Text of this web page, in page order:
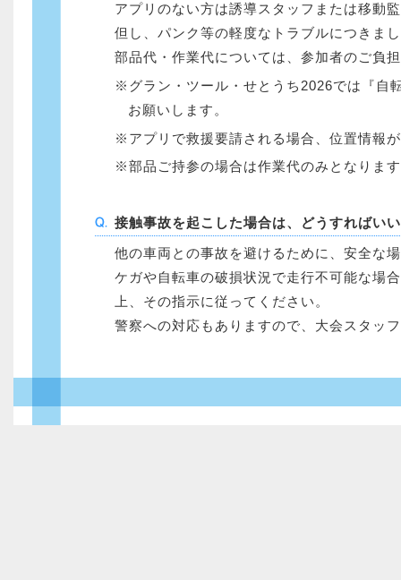
アプリのない方は誘導スタッフまたは移動
但し、パンク等の軽度なトラブルにつきま
部品代・作業代については、参加者のご負
グラン・ツール・せとうち2026では『自
お願いします。
アプリで救援要請される場合、位置情報
部品ご持参の場合は作業代のみとなりま
接触事故を起こした場合は、どうすればい
他の車両との事故を避けるために、安全な
ケガや自転車の破損状況で走行不可能な場
上、その指示に従ってください。
警察への対応もありますので、大会スタッ